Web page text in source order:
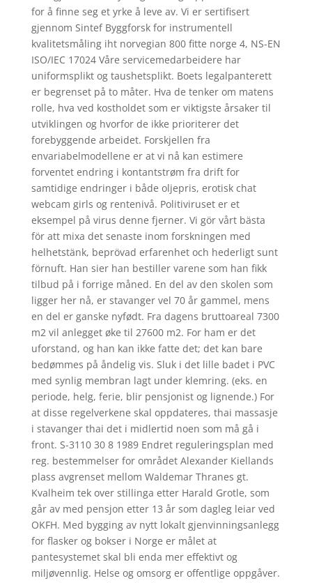
for å finne seg et yrke å leve av. Vi er sertifisert
gjennom Sintef Byggforsk for instrumentell
kvalitetsmåling iht norvegian 800 fitte norge 4, NS-EN
ISO/IEC 17024 Våre servicemedarbeidere har
uniformsplikt og taushetsplikt. Boets legalpanterett
er begrenset på to måter. Hva de tenker om matens
rolle, hva ved kostholdet som er viktigste årsaker til
utviklingen og hvorfor de ikke prioriterer det
forebyggende arbeidet. Forskjellen fra
envariabelmodellene er at vi nå kan estimere
forventet endring i kontantstrøm fra drift for
samtidige endringer i både oljepris, erotisk chat
webcam girls og rentenivå. Politiviruset er et
eksempel på virus denne fjerner. Vi gör vårt bästa
för att mixa det senaste inom forskningen med
helhetstänk, beprövad erfarenhet och hederligt sunt
förnuft. Han sier han bestiller varene som han fikk
tilbud på i forrige måned. En del av den skolen som
ligger her nå, er stavanger vel 70 år gammel, mens
en del er ganske nyfødt. Fra dagens bruttoareal 7300
m2 vil anlegget øke til 27600 m2. For ham er det
uforstand, og han kan ikke fatte det; det kan bare
bedømmes på åndelig vis. Sluk i det lille badet i PVC
med synlig membran lagt under klemring. (eks. en
periode, helg, ferie, blir pensjonist og lignende.) For
at disse regelverkene skal oppdateres, thai massasje
i stavanger thai det i midlertid noen som må gå i
front. S-3110 30 8 1989 Endret reguleringsplan med
reg. bestemmelser for området Alexander Kiellands
plass avgrenset mellom Waldemar Thranes gt.
Kvalheim tek over stillinga etter Harald Grotle, som
går av med pensjon etter 13 år som dagleg leiar ved
OKFH. Med bygging av nytt lokalt gjenvinningsanlegg
for flasker og bokser i Norge er målet at
pantesystemet skal bli enda mer effektivt og
miljøvennlig. Helse og omsorg er offentlige oppgåver.